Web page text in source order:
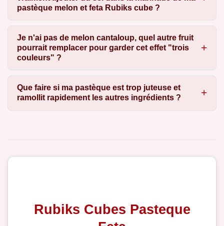
pastèque melon et feta Rubiks cube ?
Je n'ai pas de melon cantaloup, quel autre fruit
pourrait remplacer pour garder cet effet "trois
couleurs" ?
Que faire si ma pastèque est trop juteuse et
ramollit rapidement les autres ingrédients ?
Rubiks Cubes Pasteque